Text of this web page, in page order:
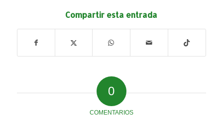
Compartir esta entrada
0
COMENTARIOS